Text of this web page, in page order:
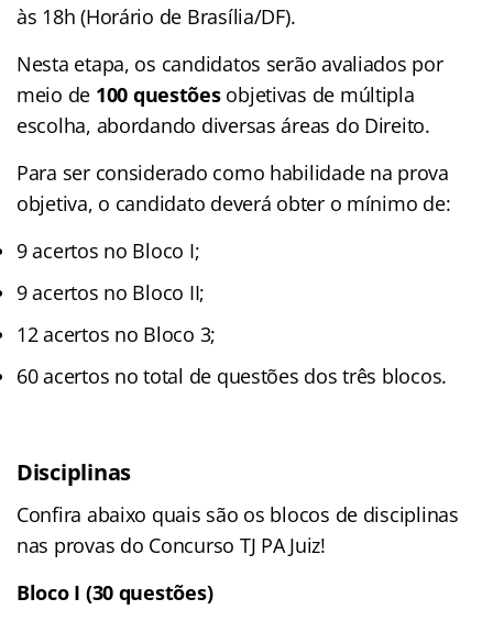
às 18h (Horário de Brasília/DF).
Nesta etapa, os candidatos serão avaliados por
meio de 100 questões objetivas de múltipla
escolha, abordando diversas áreas do Direito.
Para ser considerado como habilidade na prova
objetiva, o candidato deverá obter o mínimo de:
9 acertos no Bloco I;
9 acertos no Bloco II;
12 acertos no Bloco 3;
60 acertos no total de questões dos três blocos.
Disciplinas
Confira abaixo quais são os blocos de disciplinas
nas provas do Concurso TJ PA Juiz!
Bloco I (30 questões)